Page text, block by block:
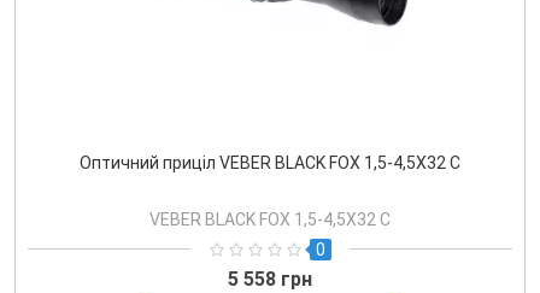
Оптичний приціл VEBER BLACK FOX 1,5-4,5Х32 C
VEBER BLACK FOX 1,5-4,5Х32 C
0
5 558 грн